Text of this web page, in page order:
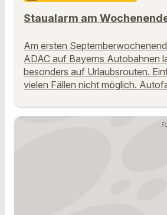
Staualarm am
Am ersten
ADAC auf Bayerns Autobahnen
besonders auf Urlaubsrouten.
vielen Fällen nicht möglich.